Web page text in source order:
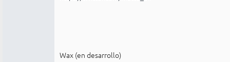
Wax (en desarrollo)